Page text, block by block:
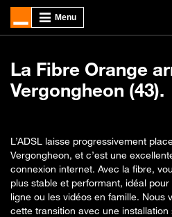
La Fibre Orange
Vergongheon (43).
L’ADSL laisse progressivement
Vergongheon, et c’est une
connexion internet. Avec la fibre,
plus stable et performant, idéal
ligne ou les vidéos en famille. Nous
cette transition avec une